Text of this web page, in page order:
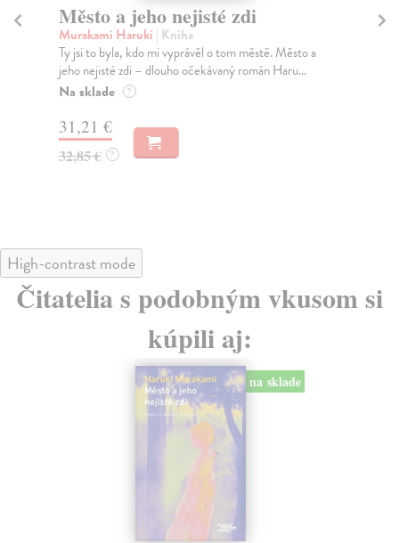
Město a jeho nejisté zdi
Murakami Haruki| Kniha
Ty jsi to byla, kdo mi vyprávěl o tom městě. Město a
jeho nejisté zdi – dlouho očekávaný román Haru...
Na sklade ?
31,21 €
32,85 € ?
High-contrast mode
Čitatelia s podobným vkusom si
kúpili aj:
na sklade